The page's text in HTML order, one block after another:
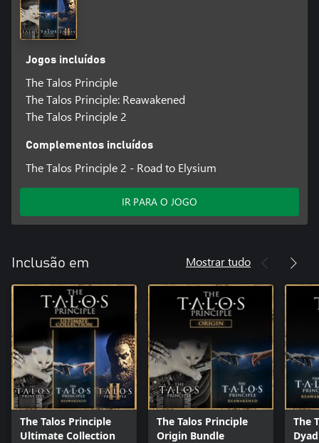
Jogos incluídos
The Talos Principle
The Talos Principle: Reawakened
The Talos Principle 2
Complementos incluídos
The Talos Principle 2 - Road to Elysium
IR PARA O JOGO
Inclusão em Mostrar tudo
The Talos Principle
Ultimate Collection
The Talos Principle
Origin Bundle
The